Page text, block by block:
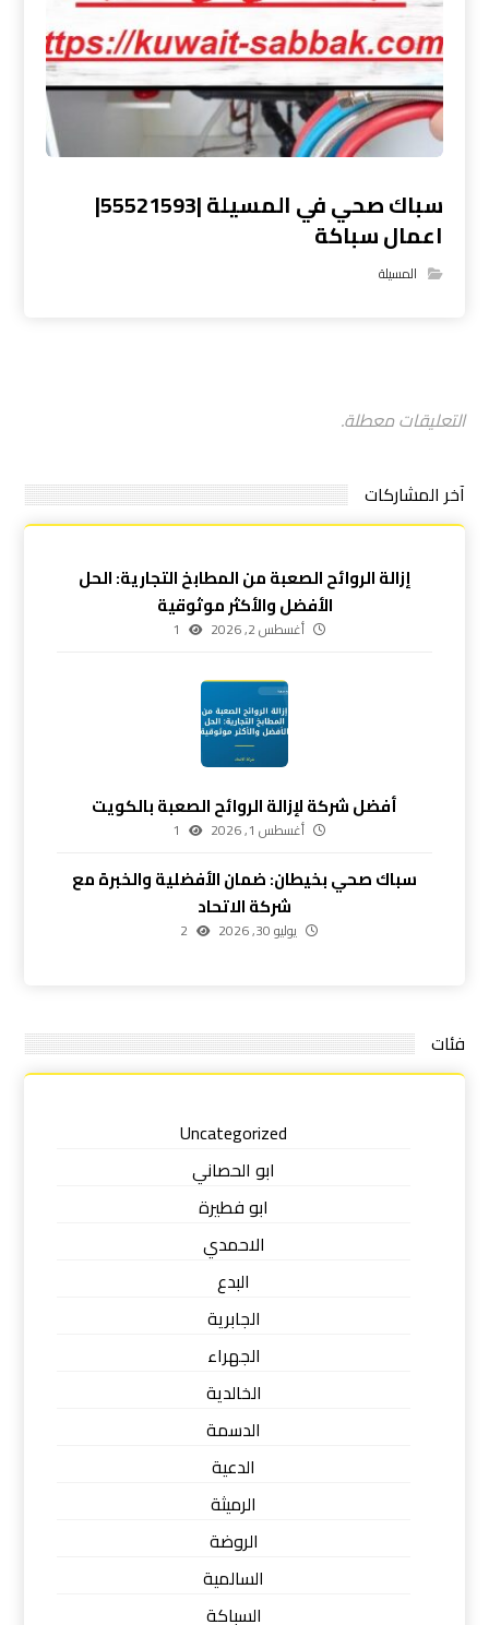
سباك صحي في المسيلة |55521593|
اعمال سباكة
المسيلة
التعليقات معطلة.
آخر المشاركات
إزالة الروائح الصعبة من المطابخ التجارية: الحل
الأفضل والأكثر موثوقية
أغسطس 2, 2026 1
أفضل شركة لإزالة الروائح الصعبة بالكويت
أغسطس 1, 2026 1
سباك صحي بخيطان: ضمان الأفضلية والخبرة مع
شركة الاتحاد
يوليو 30, 2026 2
فئات
Uncategorized
ابو الحصاني
ابو فطيرة
الاحمدي
البدع
الجابرية
الجهراء
الخالدية
الدسمة
الدعية
الرميثة
الروضة
السالمية
السباكة